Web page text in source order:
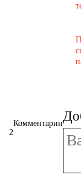
Комментарии
2